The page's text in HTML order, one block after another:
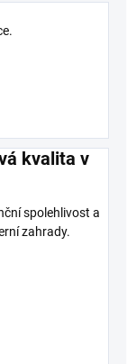
kvalita v
spolehlivost a
zahrady.